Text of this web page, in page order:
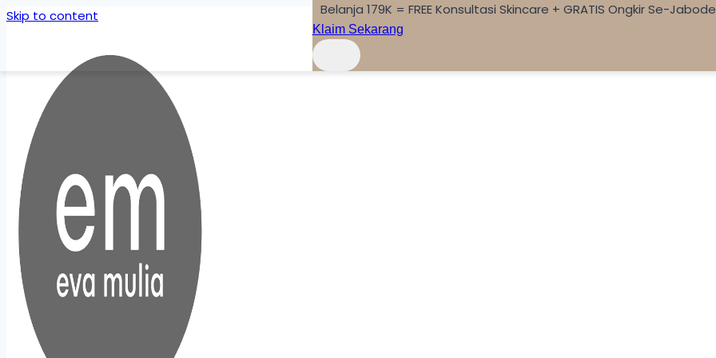
Skip to content Belanja 179K = FREE Konsultasi Skincare + GRATIS Ongkir Se-
Klaim Sekarang